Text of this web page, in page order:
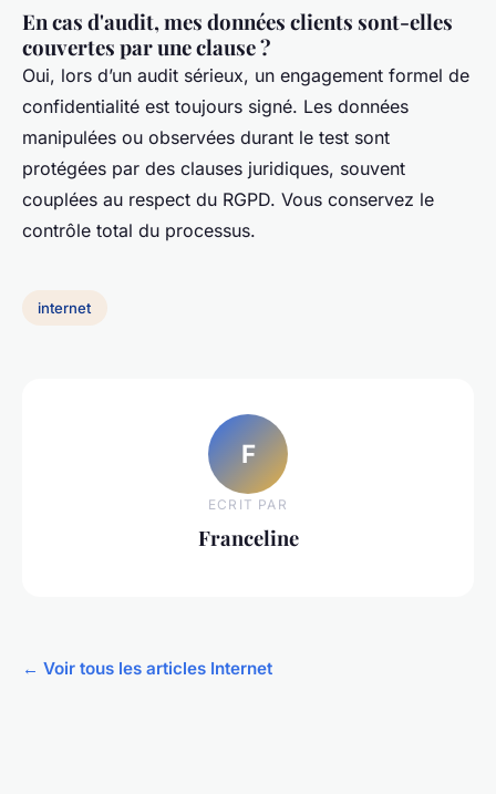
En cas d'audit, mes données clients sont-elles
couvertes par une clause ?
Oui, lors d’un audit sérieux, un engagement formel de
confidentialité est toujours signé. Les données
manipulées ou observées durant le test sont
protégées par des clauses juridiques, souvent
couplées au respect du RGPD. Vous conservez le
contrôle total du processus.
internet
F
ECRIT PAR
Franceline
← Voir tous les articles Internet